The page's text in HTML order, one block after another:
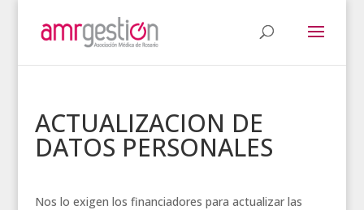
ACTUALIZACION DE
DATOS PERSONALES
Nos lo exigen los financiadores para actualizar las